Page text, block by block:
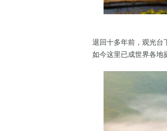
退回十多年前，观光台
如今这里已成世界各地